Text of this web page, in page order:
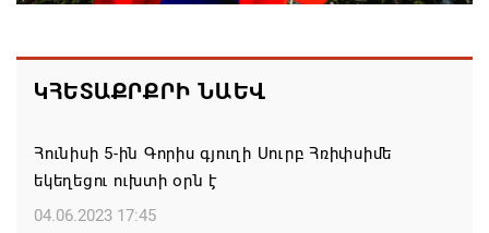
փաստաթղթեր է ստորագրել
«Միասնության թևեր» կուսակցության
դադարեցնել Եկեղեցու նկատմամբ քաղաքական
ճնշումն ու քրեական հետապնդման
գործիքավորումը»
ԿՀԵՏԱՔՐՔՐԻ ՆԱԵՎ
Հունիսի 5-ին Գորիս գյուղի Սուրբ Հռիփսիմե
եկեղեցու ուխտի օրն է
04.06.2023 17:45